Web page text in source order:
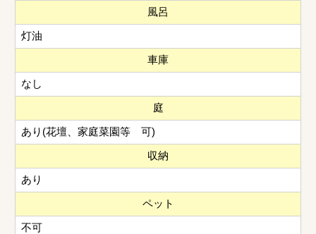
風呂
灯油
車庫
なし
庭
あり(花壇、家庭菜園等 可)
収納
あり
ペット
不可